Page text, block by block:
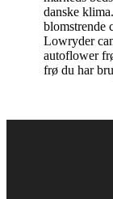
danske
blomstrende
Lowryder
autoflower
frø du har